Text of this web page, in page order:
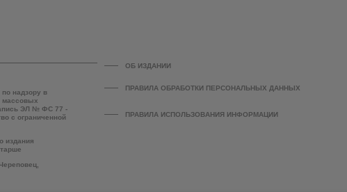
надзору в
массовых
ЭЛ № ФС 77 -
с ограниченной
издания
ОБ ИЗДАНИИ
ПРАВИЛА ОБРАБОТКИ ПЕРСОНАЛЬНЫХ ДАННЫХ
ПРАВИЛА ИСПОЛЬЗОВАНИЯ ИНФОРМАЦИИ